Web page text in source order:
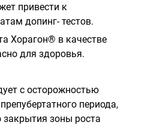
привести к
допинг- тестов.
Хорагон® в качестве
для здоровья.
с осторожностью
периода,
зоны роста